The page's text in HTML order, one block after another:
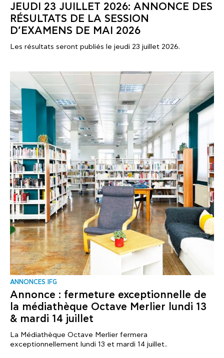
JEUDI 23 JUILLET 2026: ANNONCE DES
RÉSULTATS DE LA SESSION
D’EXAMENS DE MAI 2026
Les résultats seront publiés le jeudi 23 juillet 2026.
ANNONCES IFG
Annonce : fermeture exceptionnelle de
la médiathèque Octave Merlier lundi 13
& mardi 14 juillet
La Médiathèque Octave Merlier fermera
exceptionnellement lundi 13 et mardi 14 juillet..